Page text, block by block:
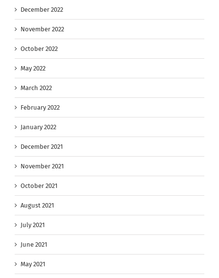
December 2022
November 2022
October 2022
May 2022
March 2022
February 2022
January 2022
December 2021
November 2021
October 2021
August 2021
July 2021
June 2021
May 2021